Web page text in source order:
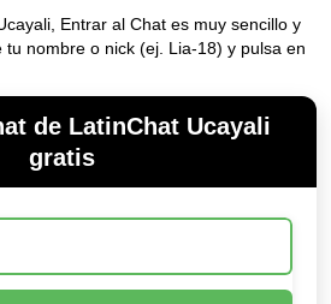
Entrar al Chat es muy sencillo y
nombre o nick (ej. Lia-18) y pulsa en
de LatinChat Ucayali
gratis